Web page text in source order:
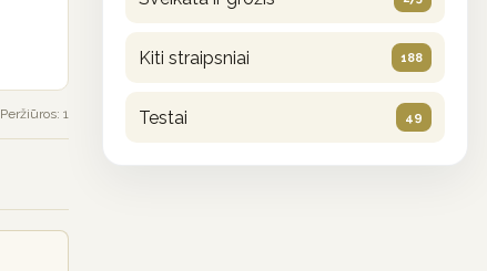
Peržiūros: 1
Kiti straipsniai 188
Testai 49